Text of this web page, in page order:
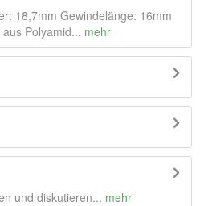
18,7mm Gewindelänge: 16mm
Polyamid... mehr
und diskutieren... mehr